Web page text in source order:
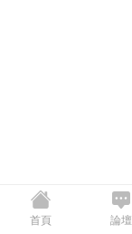
首頁 論壇